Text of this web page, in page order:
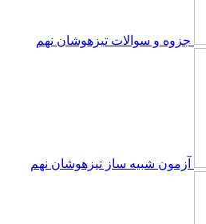
جزوه و سوالات تیزهوشان نهم
آزمون شبیه ساز تیزهوشان نهم